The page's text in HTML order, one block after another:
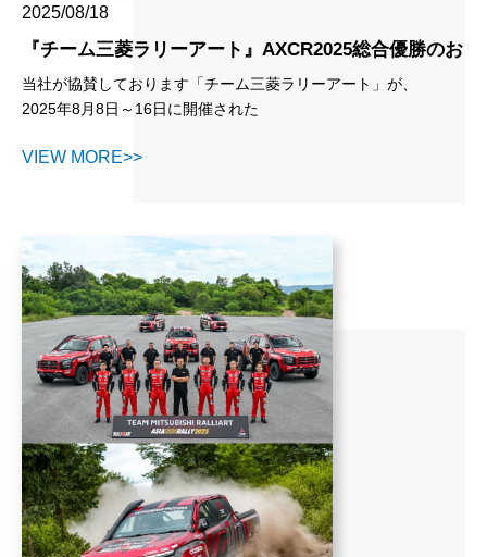
2025/08/18
『チーム三菱ラリーアート』AXCR2025総合優勝のお
知らせ
当社が協賛しております「チーム三菱ラリーアート」が、
2025年8月8日～16日に開催された
て
世界有数の過酷な環境で行われる本大会での優勝は、
チームの皆さまの高い技術力と不屈の精神の賜物です。
協賛企業として、この快挙に関わることができましたことを、大
変光栄に思います。
当社は今後も「挑戦と進化」を続けるチーム三菱ラリーアートを
応援してまいります。
三菱自動車工業株式会社 ニュースリリース
https://www.mitsubishi-
motors.com/jp/newsroom/newsrelease/2025/20250818_1.html
VIEW MORE>>